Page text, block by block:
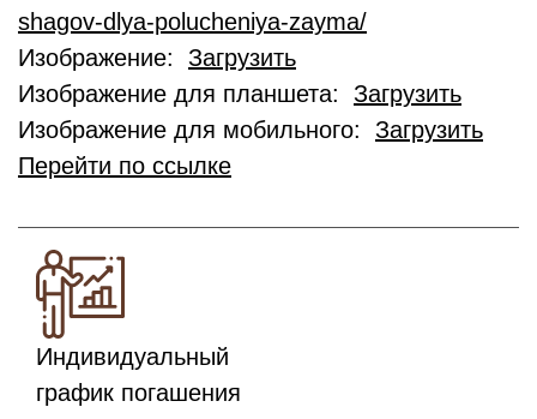
shagov-dlya-polucheniya-zayma/
Изображение: Загрузить
Изображение для планшета: Загрузить
Изображение для мобильного: Загрузить
Перейти по ссылке
Индивидуальный
график погашения